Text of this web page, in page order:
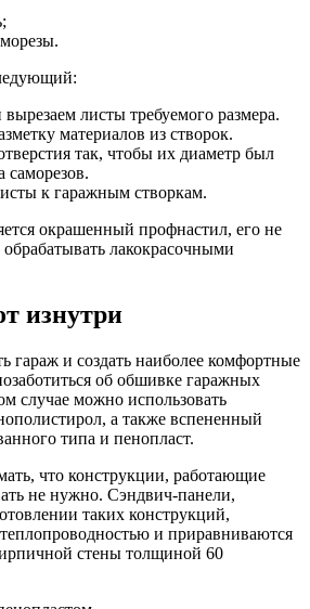
листы требуемого размера.
материалов из створок.
так, чтобы их диаметр был
саморезов.
к гаражным створкам.
окрашенный профнастил, его не
лакокрасочными
изнутри
гараж и создать наиболее комфортные
об обшивке гаражных
случае можно использовать
а также вспененный
типа и пенопласт.
что конструкции, работающие
не нужно. Сэндвич-панели,
таких конструкций,
и приравниваются
стены толщиной 60